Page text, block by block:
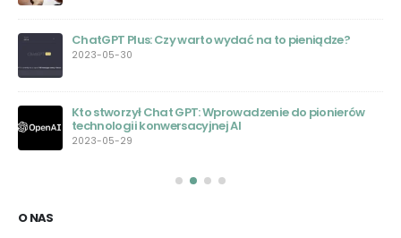
ChatGPT Plus: Czy warto wydać na to pieniądze?
2023-05-30
Kto stworzył Chat GPT: Wprowadzenie do pionierów
technologii konwersacyjnej AI
2023-05-29
O NAS